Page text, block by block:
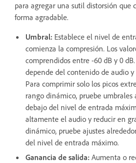
para agregar una sutil distorsión que
forma agradable.
Umbral: Establece el nivel de
comienza la compresión. Los
comprendidos entre -60 dB y 0
depende del contenido de audio
Para comprimir solo los picos
rango dinámico, pruebe umbrales
debajo del nivel de entrada
altamente el audio y reducir en
dinámico, pruebe ajustes
del nivel de entrada máximo.
Ganancia de salida: Aumenta o